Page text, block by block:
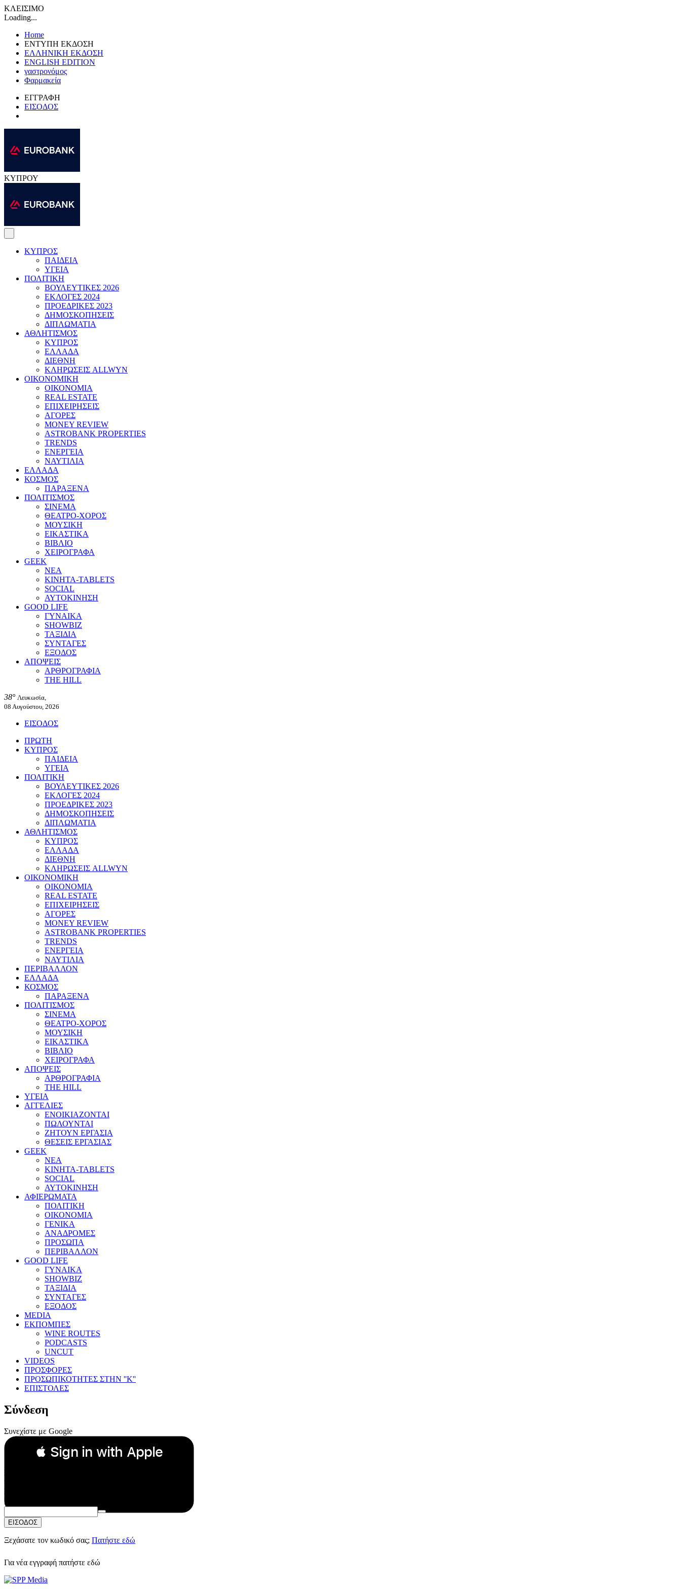
ΚΛΕΙΣΙΜΟ
Loading...
Home
ΕΝΤΥΠΗ ΕΚΔΟΣΗ
ΕΛΛΗΝΙΚΗ ΕΚΔΟΣΗ
ENGLISH EDITION
γαστρονόμος
Φαρμακεία
ΕΓΓΡΑΦΗ
ΕΙΣΟΔΟΣ
ΚΥΠΡΟΥ
ΚΥΠΡΟΣ
ΠΑΙΔΕΙΑ
ΥΓΕΙΑ
ΠΟΛΙΤΙΚΗ
ΒΟΥΛΕΥΤΙΚΕΣ 2026
ΕΚΛΟΓΕΣ 2024
ΠΡΟΕΔΡΙΚΕΣ 2023
ΔΗΜΟΣΚΟΠΗΣΕΙΣ
ΔΙΠΛΩΜΑΤΙΑ
ΑΘΛΗΤΙΣΜΟΣ
ΚΥΠΡΟΣ
ΕΛΛΑΔΑ
ΔΙΕΘΝΗ
ΚΛΗΡΩΣΕΙΣ ALLWYN
ΟΙΚΟΝΟΜΙΚΗ
ΟΙΚΟΝΟΜΙΑ
REAL ESTATE
ΕΠΙΧΕΙΡΗΣΕΙΣ
ΑΓΟΡΕΣ
MONEY REVIEW
ASTROBANK PROPERTIES
TRENDS
ΕΝΕΡΓΕΙΑ
ΝΑΥΤΙΛΙΑ
ΕΛΛΑΔΑ
ΚΟΣΜΟΣ
ΠΑΡΑΞΕΝΑ
ΠΟΛΙΤΙΣΜΟΣ
ΣΙΝΕΜΑ
ΘΕΑΤΡΟ-ΧΟΡΟΣ
ΜΟΥΣΙΚΗ
ΕΙΚΑΣΤΙΚΑ
ΒΙΒΛΙΟ
ΧΕΙΡΟΓΡΑΦΑ
GEEK
ΝΕΑ
ΚΙΝΗΤΑ-TABLETS
SOCIAL
ΑΥΤΟΚΙΝΗΣΗ
GOOD LIFE
ΓΥΝΑΙΚΑ
SHOWBIZ
ΤΑΞΙΔΙΑ
ΣΥΝΤΑΓΕΣ
ΕΞΟΔΟΣ
ΑΠΟΨΕΙΣ
ΑΡΘΡΟΓΡΑΦΙΑ
THE HILL
38° Λευκωσία,
08 Αυγούστου, 2026
ΕΙΣΟΔΟΣ
ΠΡΩΤΗ
ΚΥΠΡΟΣ
ΠΑΙΔΕΙΑ
ΥΓΕΙΑ
ΠΟΛΙΤΙΚΗ
ΒΟΥΛΕΥΤΙΚΕΣ 2026
ΕΚΛΟΓΕΣ 2024
ΠΡΟΕΔΡΙΚΕΣ 2023
ΔΗΜΟΣΚΟΠΗΣΕΙΣ
ΔΙΠΛΩΜΑΤΙΑ
ΑΘΛΗΤΙΣΜΟΣ
ΚΥΠΡΟΣ
ΕΛΛΑΔΑ
ΔΙΕΘΝΗ
ΚΛΗΡΩΣΕΙΣ ALLWYN
ΟΙΚΟΝΟΜΙΚΗ
ΟΙΚΟΝΟΜΙΑ
REAL ESTATE
ΕΠΙΧΕΙΡΗΣΕΙΣ
ΑΓΟΡΕΣ
MONEY REVIEW
ASTROBANK PROPERTIES
TRENDS
ΕΝΕΡΓΕΙΑ
ΝΑΥΤΙΛΙΑ
ΠΕΡΙΒΑΛΛΟΝ
ΕΛΛΑΔΑ
ΚΟΣΜΟΣ
ΠΑΡΑΞΕΝΑ
ΠΟΛΙΤΙΣΜΟΣ
ΣΙΝΕΜΑ
ΘΕΑΤΡΟ-ΧΟΡΟΣ
ΜΟΥΣΙΚΗ
ΕΙΚΑΣΤΙΚΑ
ΒΙΒΛΙΟ
ΧΕΙΡΟΓΡΑΦΑ
ΑΠΟΨΕΙΣ
ΑΡΘΡΟΓΡΑΦΙΑ
THE HILL
ΥΓΕΙΑ
ΑΓΓΕΛΙΕΣ
ΕΝΟΙΚΙΑΖΟΝΤΑΙ
ΠΩΛΟΥΝΤΑΙ
ΖΗΤΟΥΝ ΕΡΓΑΣΙΑ
ΘΕΣΕΙΣ ΕΡΓΑΣΙΑΣ
GEEK
ΝΕΑ
ΚΙΝΗΤΑ-TABLETS
SOCIAL
ΑΥΤΟΚΙΝΗΣΗ
ΑΦΙΕΡΩΜΑΤΑ
ΠΟΛΙΤΙΚΗ
ΟΙΚΟΝΟΜΙΑ
ΓΕΝΙΚΑ
ΑΝΑΔΡΟΜΕΣ
ΠΡΟΣΩΠΑ
ΠΕΡΙΒΑΛΛΟΝ
GOOD LIFE
ΓΥΝΑΙΚΑ
SHOWBIZ
ΤΑΞΙΔΙΑ
ΣΥΝΤΑΓΕΣ
ΕΞΟΔΟΣ
MEDIA
ΕΚΠΟΜΠΕΣ
WINE ROUTES
PODCASTS
UNCUT
VIDEOS
ΠΡΟΣΦΟΡΕΣ
ΠΡΟΣΩΠΙΚΟΤΗΤΕΣ ΣΤΗΝ ''Κ''
ΕΠΙΣΤΟΛΕΣ
Σύνδεση
Συνεχίστε με Google
 Sign in with Apple
Συνεχίστε με Apple
ή
Email:
Κωδικός Πρόσβασης:
ΕΙΣΟΔΟΣ
Ξεχάσατε τον κωδικό σας; Πατήστε εδώ
Για νέα εγγραφή πατήστε εδώ